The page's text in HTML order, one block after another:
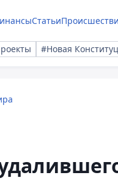
Статьи
#Новая